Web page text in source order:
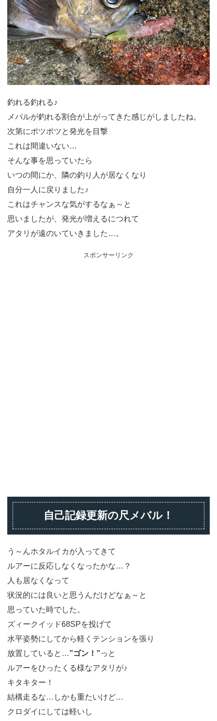
釣れる釣れる♪
メバルが釣れる割合が上がってきた感じがしましたね。
次第にポツポツと発光を目撃
これは間違いない…
そんな事を思っていたら
いつの間にか、隣の釣り人が居なくなり
自分一人に戻りました♪
これはチャンスな気がするなぁ～と
思いましたが、発光が増えるにつれて
アタリが遠のいていきました…。
スポンサーリンク
自己記録更新の尺メバル！
う～んホタルイカが入ってきて
ルアーに反応しなくなったかな…？
人も居なくなって
状況的には良いと思うんだけどなぁ～と
思っていた時でした。
ズィークイッド68SPを投げて
水平姿勢にしてから軽くテンションを張り
放置していると…”ゴン！”っと
ルアーをひったくる様なアタリが♪
キタキター！
結構走るな…しかも重たいけど…
クロダイにしては軽いし